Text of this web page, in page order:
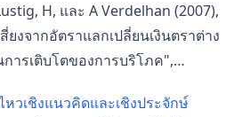
H, และ A Verdelhan (2007),
งจากอัตราแลกเปลี่ยนเงินตราต่าง
การเติบโตของการบริโภค",…
วเชิงแนวคิดและเชิงประจักษ์